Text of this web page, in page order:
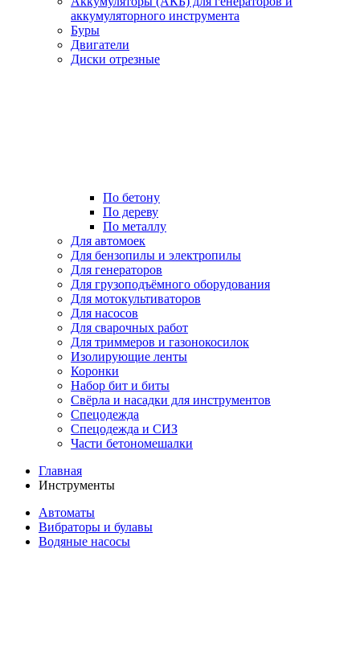
аккумуляторного инструмента
Буры
Двигатели
Диски отрезные
По бетону
По дереву
По металлу
Для автомоек
Для бензопилы и электропилы
Для генераторов
Для грузоподъёмного оборудования
Для мотокультиваторов
Для насосов
Для сварочных работ
Для триммеров и газонокосилок
Изолирующие ленты
Коронки
Набор бит и биты
Свёрла и насадки для инструментов
Спецодежда
Спецодежда и СИЗ
Части бетономешалки
Главная
Инструменты
Автоматы
Вибраторы и булавы
Водяные насосы